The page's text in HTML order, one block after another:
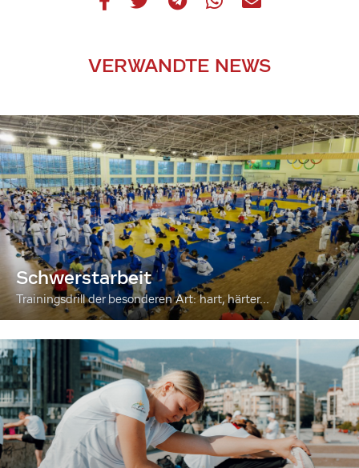
VERWANDTE NEWS
Schwerstarbeit
Trainingsdrill der besonderen Art: hart, härter...